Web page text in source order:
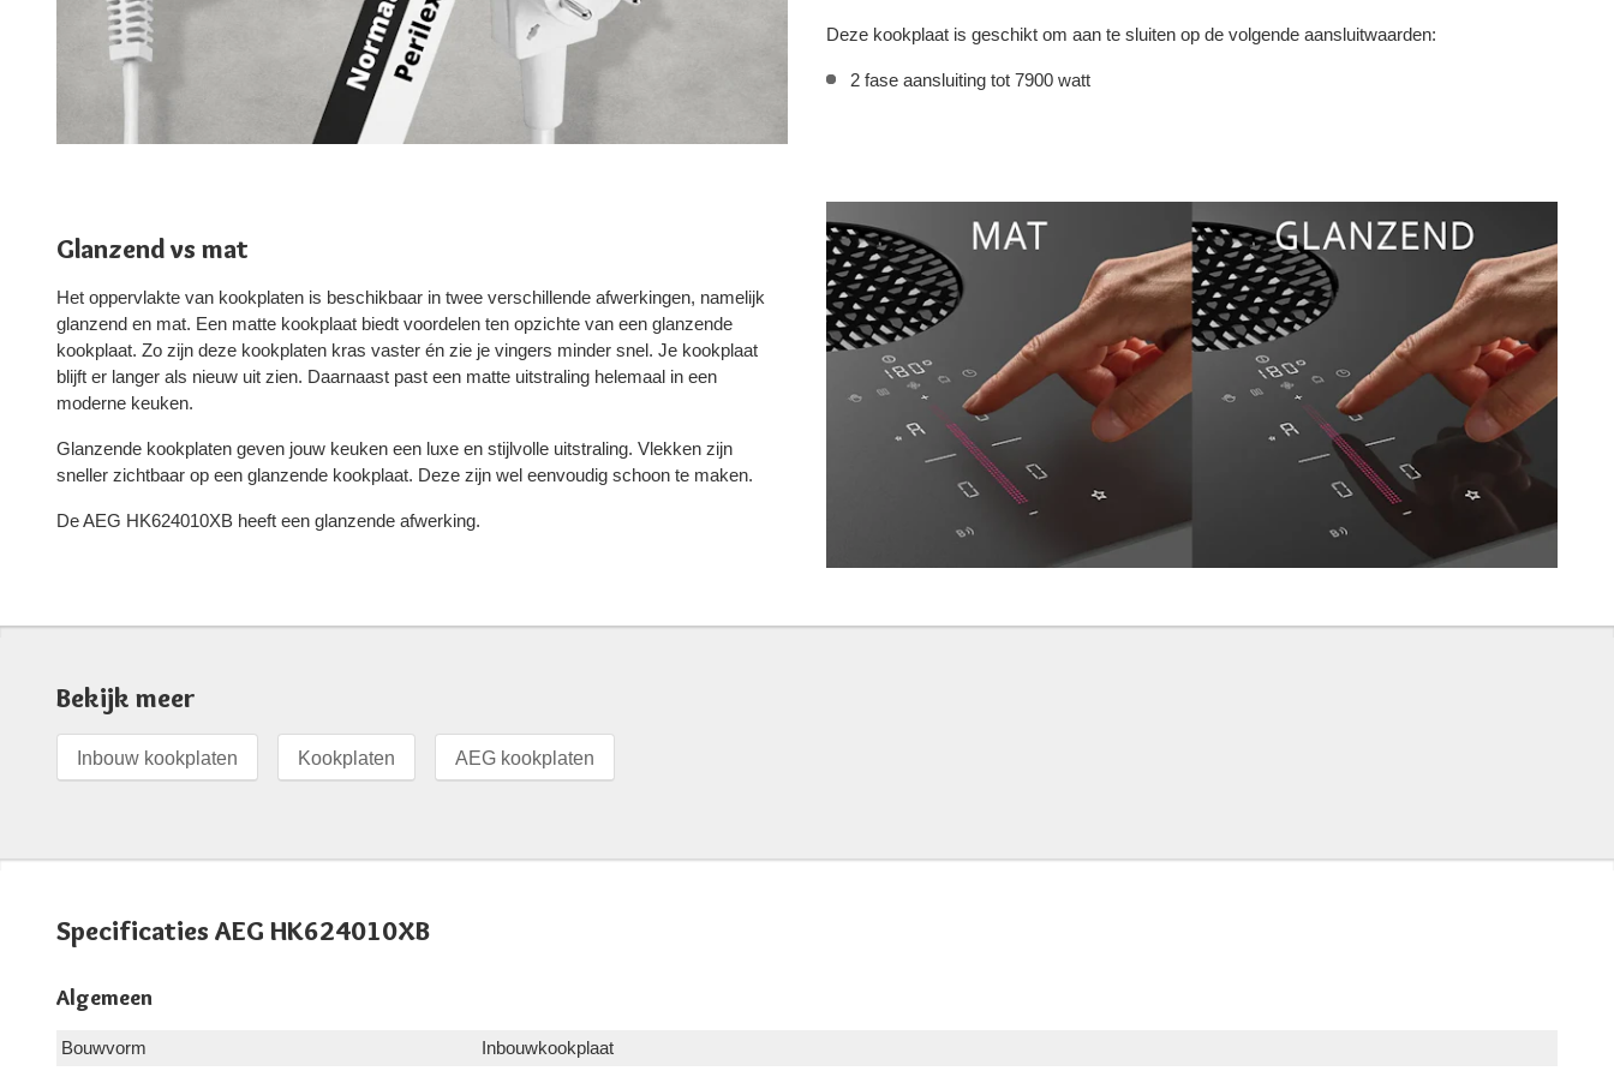
Deze kookplaat is geschikt om aan te sluiten op de volgende aansluitwaarden:
2 fase aansluiting tot 7900 watt
Glanzend vs mat
Het oppervlakte van kookplaten is beschikbaar in twee verschillende afwerkingen, namelijk
glanzend en mat. Een matte kookplaat biedt voordelen ten opzichte van een glanzende
kookplaat. Zo zijn deze kookplaten kras vaster én zie je vingers minder snel. Je kookplaat
blijft er langer als nieuw uit zien. Daarnaast past een matte uitstraling helemaal in een
moderne keuken.
Glanzende kookplaten geven jouw keuken een luxe en stijlvolle uitstraling. Vlekken zijn
sneller zichtbaar op een glanzende kookplaat. Deze zijn wel eenvoudig schoon te maken.
De AEG HK624010XB heeft een glanzende afwerking.
Bekijk meer
Inbouw kookplaten Kookplaten AEG kookplaten
Specificaties AEG HK624010XB
Algemeen
Bouwvorm Inbouwkookplaat